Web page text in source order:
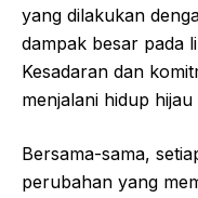
yang dilakukan
dampak besar pada
Kesadaran dan
menjalani hidup
Bersama-sama,
perubahan yang